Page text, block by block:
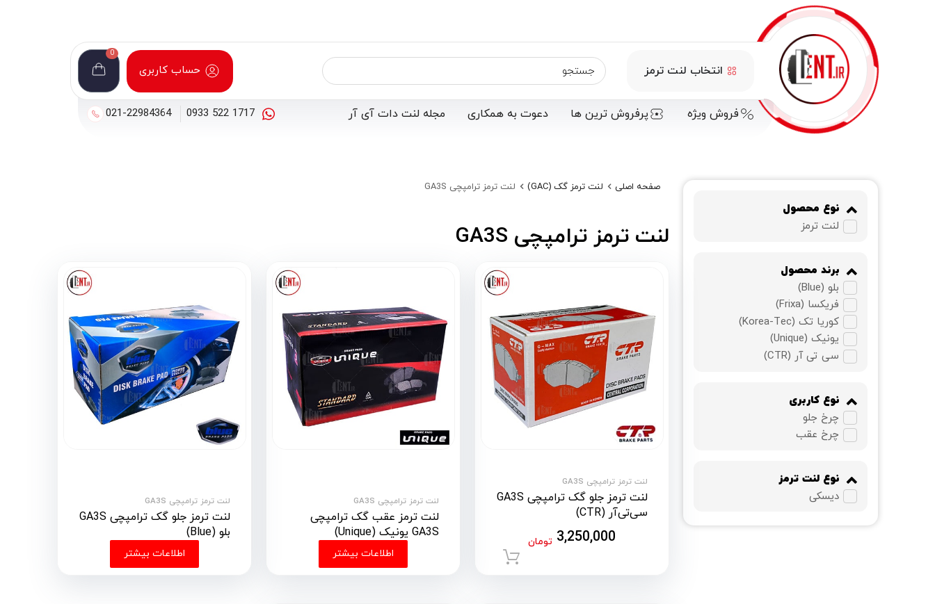
انتخاب لنت ترمز حساب کاربری
0
فروش ویژه پرفروش ترین ها دعوت به همکاری مجله لنت دات آی آر 1717 522 0933
021-22984364
نوع محصول
لنت ترمز
برند محصول
بلو (Blue)
فریکسا (Frixa)
کوریا تک (Korea-Tec)
یونیک (Unique)
سی تی آر (CTR)
نوع کاربری
چرخ جلو
چرخ عقب
نوع لنت ترمز
دیسکی
صفحه اصلی لنت ترمز گک (GAC) لنت ترمز ترامپچی GA3S
لنت ترمز ترامپچی GA3S
لنت ترمز ترامپچی GA3S
لنت ترمز جلو گک ترامپچی GA3S
سی‌تی‌آر (CTR)
3,250,000 تومان
لنت ترمز ترامپچی GA3S
لنت ترمز عقب گک ترامپچی
GA3S یونیک (Unique)
اطلاعات بیشتر
لنت ترمز ترامپچی GA3S
لنت ترمز جلو گک ترامپچی GA3S
بلو (Blue)
اطلاعات بیشتر